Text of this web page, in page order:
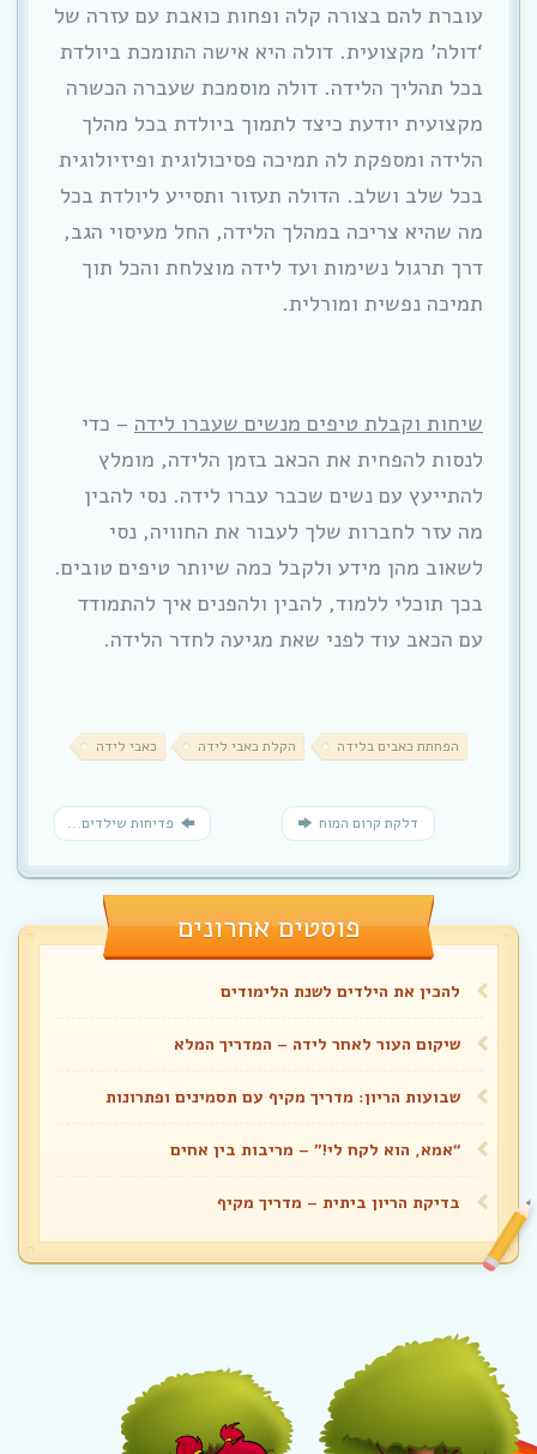
עוברת להם בצורה קלה ופחות כואבת עם עזרה של
‘דולה’ מקצועית. דולה היא אישה התומכת ביולדת
בכל תהליך הלידה. דולה מוסמכת שעברה הכשרה
מקצועית יודעת כיצד לתמוך ביולדת בכל מהלך
הלידה ומספקת לה תמיכה פסיכולוגית ופיזיולוגית
בכל שלב ושלב. הדולה תעזור ותסייע ליולדת בכל
מה שהיא צריכה במהלך הלידה, החל מעיסוי הגב,
דרך תרגול נשימות ועד לידה מוצלחת והכל תוך
תמיכה נפשית ומורלית.
שיחות וקבלת טיפים מנשים שעברו לידה – כדי
לנסות להפחית את הכאב בזמן הלידה, מומלץ
להתייעץ עם נשים שכבר עברו לידה. נסי להבין
מה עזר לחברות שלך לעבור את החוויה, נסי
לשאוב מהן מידע ולקבל כמה שיותר טיפים טובים.
בכך תוכלי ללמוד, להבין ולהפנים איך להתמודד
עם הכאב עוד לפני שאת מגיעה לחדר הלידה.
הפחתת כאבים בלידה הקלת כאבי לידה כאבי לידה
פדיחות שילדים... דלקת קרום המוח
פוסטים אחרונים
להכין את הילדים לשנת הלימודים
שיקום העור לאחר לידה – המדריך המלא
שבועות הריון: מדריך מקיף עם תסמינים ופתרונות
“אמא, הוא לקח לי!” – מריבות בין אחים
בדיקת הריון ביתית – מדריך מקיף